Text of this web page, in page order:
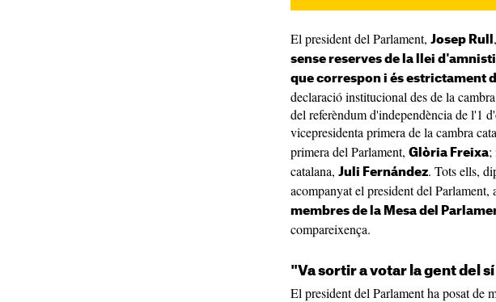
El president del Parlament, Josep Rull
sense reserves de la llei
que correspon i és estrictament
declaració institucional des de la
del referèndum d'independència de l'1
vicepresidenta primera de la cambra
primera del Parlament, Glòria Freixa;
catalana, Juli Fernández. Tots ells,
acompanyat el president del Parlament,
membres de la Mesa del
compareixença.
"Va sortir a votar la gent del
El president del Parlament ha posat de